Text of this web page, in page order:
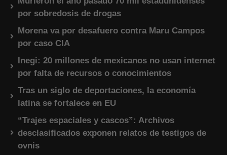
por sobredosis de drogas
Morena va por desafuero contra Maru Campos
por caso CIA
Inegi: 20 millones de mexicanos no usan internet
por falta de recursos o conocimientos
Tras un siglo de deportaciones, la economía
latina se fortalece en EU
“Trajes espaciales y cascos”: Archivos
desclasificados exponen relatos de testigos de
ovnis